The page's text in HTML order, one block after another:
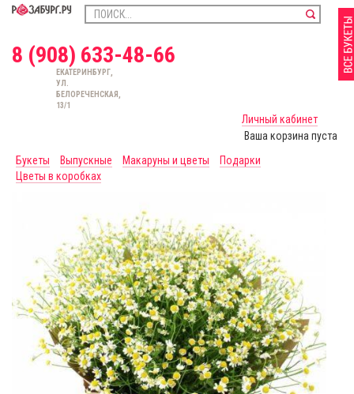
8 (908) 633-48-66
ЕКАТЕРИНБУРГ,
УЛ.
БЕЛОРЕЧЕНСКАЯ,
13/1
Личный кабинет
Ваша корзина пуста
Букеты
Выпускные Макаруны и цветы
Подарки
Цветы в коробках